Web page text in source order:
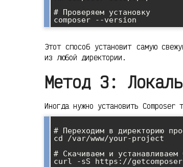
# Проверяем установку
Этот способ установит самую
из любой директории.
Метод 3:
Иногда нужно установить Composer
# Переходим в директорию
cd /var/www/your-project
# Скачиваем и устанавливаем
curl -sS https://